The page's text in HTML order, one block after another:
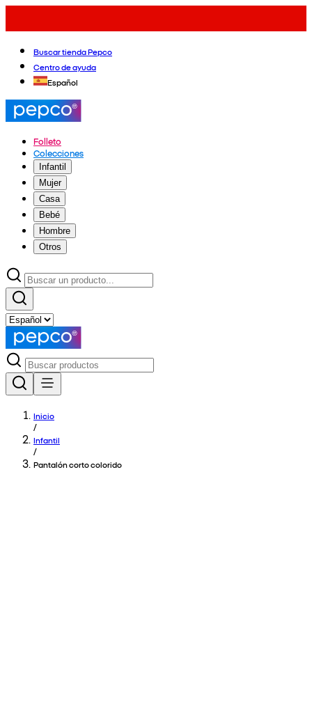
Buscar tienda Pepco
Centro de ayuda
Español
Folleto
Colecciones
Infantil
Mujer
Casa
Bebé
Hombre
Otros
Inicio
/
Infantil
/
Pantalón corto colorido